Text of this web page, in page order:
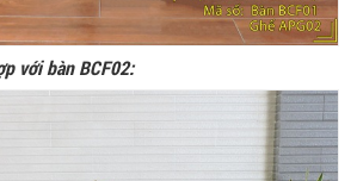
với bàn BCF02: